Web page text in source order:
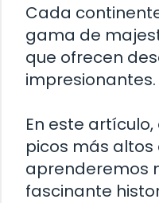
Cada
gama de
que ofrecen
impresionantes.
En este
picos más
aprenderemos
fascinante